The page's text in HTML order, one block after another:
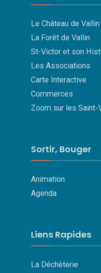
Le Château de Vallin
La Forêt de Vallin
St-Victor et son
Les Associations
Carte Interactive
Commerces
Zoom sur les Saint-
Sortir, Bouger
Animation
Agenda
Liens Rapides
La Déchèterie